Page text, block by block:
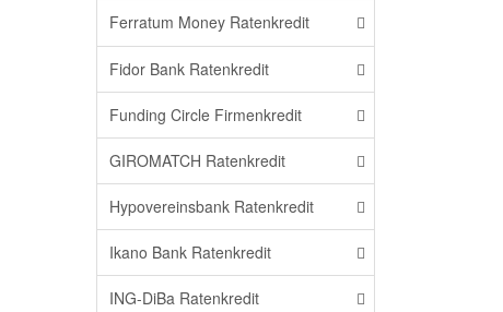
Ferratum Money Ratenkredit
Fidor Bank Ratenkredit
Funding Circle Firmenkredit
GIROMATCH Ratenkredit
Hypovereinsbank Ratenkredit
Ikano Bank Ratenkredit
ING-DiBa Ratenkredit